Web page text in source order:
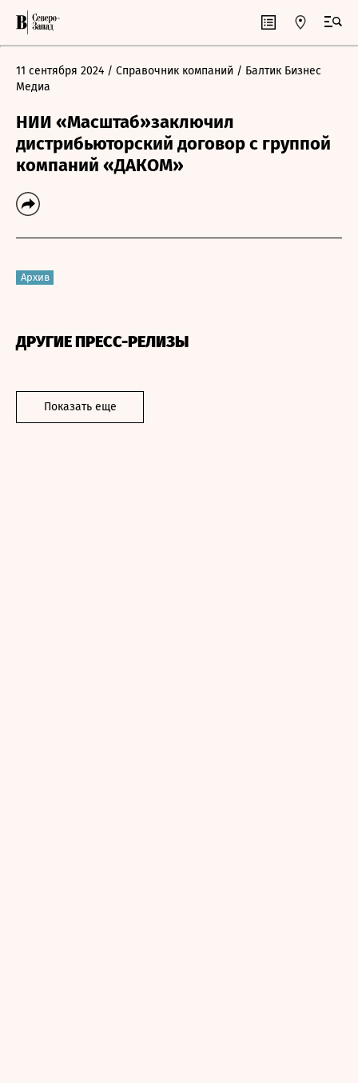
11 сентября 2024 / Справочник компаний / Балтик Бизнес
Медиа
НИИ «Масштаб»заключил
дистрибьюторский договор с группой
компаний «ДАКОМ»
Архив
ДРУГИЕ ПРЕСС-РЕЛИЗЫ
Показать еще